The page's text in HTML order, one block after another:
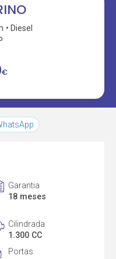
Diesel
€
Garantia
18 meses
Cilindrada
1.300 CC
Portas